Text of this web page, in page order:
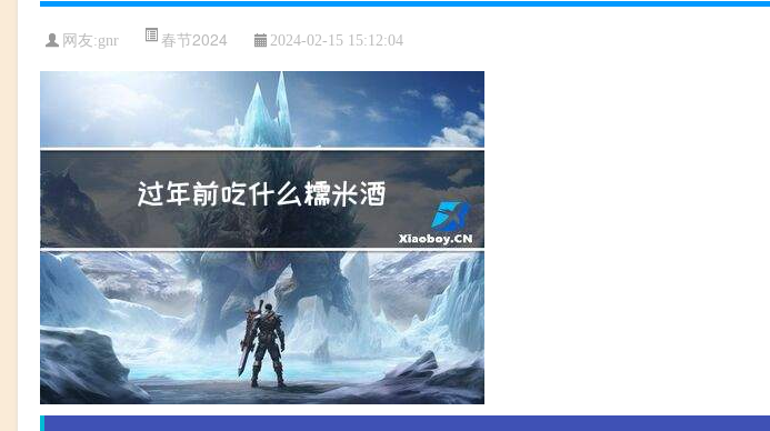
网友:gnr 春节2024 2024-02-15 15:12:04